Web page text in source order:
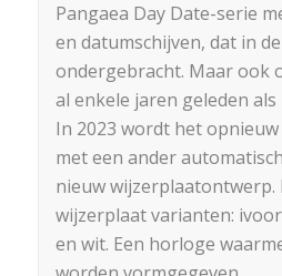
Pangaea Day Date-serie
en datumschijven, dat in
ondergebracht. Maar ook
al enkele jaren geleden
In 2023 wordt het
met een ander
nieuw wijzerplaatontwerp.
wijzerplaat varianten:
en wit. Een horloge